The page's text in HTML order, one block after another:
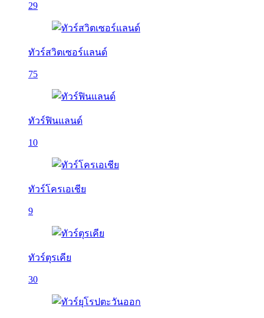
29
ทัวร์สวิตเซอร์แลนด์
75
ทัวร์ฟินแลนด์
10
ทัวร์โครเอเชีย
9
ทัวร์ตุรเคีย
30